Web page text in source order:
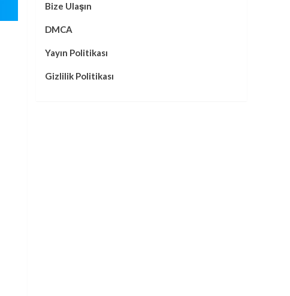
Bize Ulaşın
DMCA
Yayın Politikası
Gizlilik Politikası